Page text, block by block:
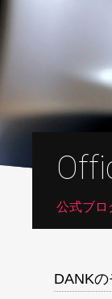
公式ブロ
DANK